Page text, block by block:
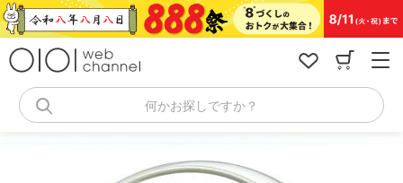
コ
ン
何かお探しですか？